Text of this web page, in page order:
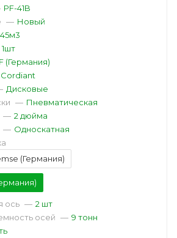
PF-41B
— Новый
45м3
1шт
(Германия)
Cordiant
Дисковые
— Пневматическая
— 2 дюйма
— Односкатная
(Германия)
ось — 2 шт
осей — 9 тонн